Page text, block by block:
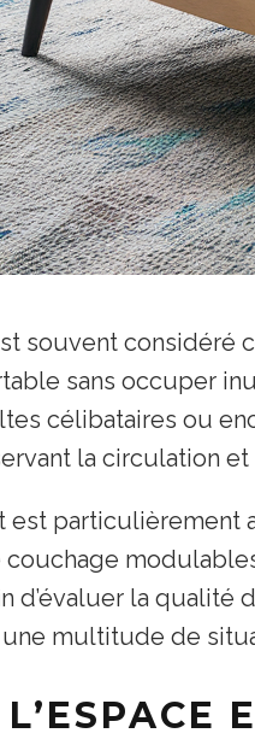
souvent
sans occuper
célibataires ou
la circulation
est particulièrement
d’évaluer la qualité
une multitude de